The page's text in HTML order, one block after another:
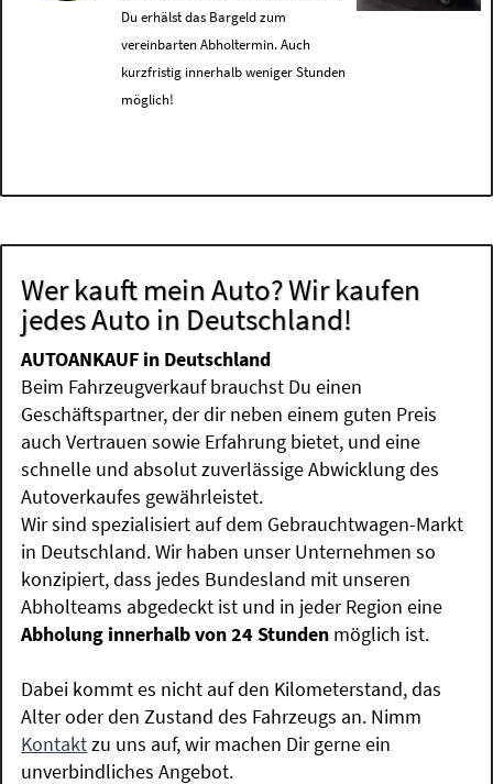
Du erhälst das Bargeld zum
vereinbarten Abholtermin. Auch
kurzfristig innerhalb weniger Stunden
möglich!
Wer kauft mein Auto? Wir kaufen
jedes Auto in Deutschland!
AUTOANKAUF in Deutschland
Beim Fahrzeugverkauf brauchst Du einen
Geschäftspartner, der dir neben einem guten Preis
auch Vertrauen sowie Erfahrung bietet, und eine
schnelle und absolut zuverlässige Abwicklung des
Autoverkaufes gewährleistet.
Wir sind spezialisiert auf dem Gebrauchtwagen-Markt
in Deutschland. Wir haben unser Unternehmen so
konzipiert, dass jedes Bundesland mit unseren
Abholteams abgedeckt ist und in jeder Region eine
Abholung innerhalb von 24 Stunden möglich ist.
Dabei kommt es nicht auf den Kilometerstand, das
Alter oder den Zustand des Fahrzeugs an. Nimm
Kontaktzu uns auf, wir machen Dir gerne ein
unverbindliches Angebot.